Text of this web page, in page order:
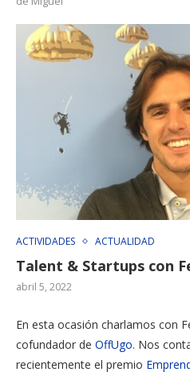
ACTIVIDADES ACTUALIDAD
Talent & Startups con
abril 5, 2022
En esta ocasión charlamos con
cofundador de OffUgo. Nos
recientemente el premio